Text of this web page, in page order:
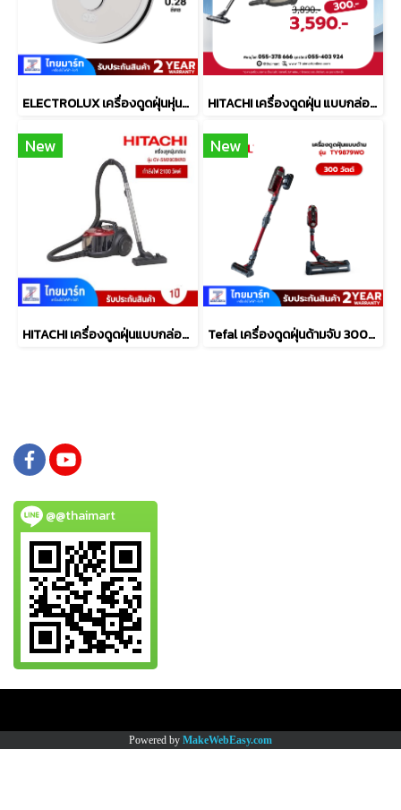
ELECTROLUX เครื่องดูดฝุ่นหุ่นยนต์+ถูพื้น Wifi รุ่น EFR71222 HITACHI เครื่องดูดฝุ่น แบบกล่อง 2100 วัตต์ รุ่น CV-SF21VLBRCTH
New
HITACHI เครื่องดูดฝุ่นแบบกล่อง 2000W รุ่นCV-SM20CBKRD
New
Tefal เครื่องดูดฝุ่นด้ามจับ 300W TY9879WO
@@thaimart
Powered by MakeWebEasy.com